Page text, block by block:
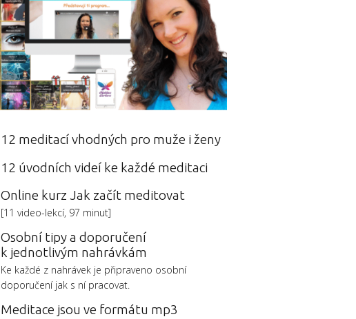
12 meditací vhodných pro muže i ženy
12 úvodních videí ke každé meditaci
Online kurz Jak začít meditovat
[11 video-lekcí, 97 minut]
Osobní tipy a doporučení
k jednotlivým nahrávkám
Ke každé z nahrávek je připraveno osobní
doporučení jak s ní pracovat.
Meditace jsou ve formátu mp3